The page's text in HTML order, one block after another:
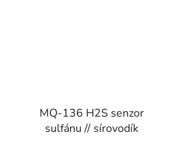
MQ-136 H2S senzor
sulfánu // sírovodík